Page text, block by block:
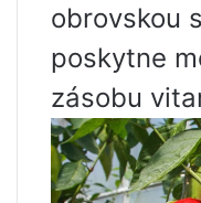
obrovskou
poskytne
zásobu